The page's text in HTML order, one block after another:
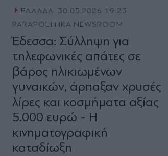
ΕΛΛΑΔΑ 30.05.2026 19:23
PARAPOLITIKA NEWSROOM
Έδεσσα: Σύλληψη για
τηλεφωνικές απάτες σε
βάρος ηλικιωμένων
γυναικών, άρπαξαν χρυσές
λίρες και κοσμήματα αξίας
5.000 ευρώ - Η
κινηματογραφική
καταδίωξη